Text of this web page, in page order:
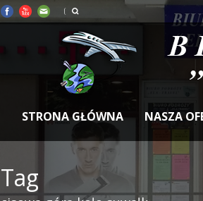
STRONA GŁÓWNA NASZA
Tag